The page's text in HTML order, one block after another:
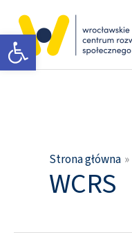
Otwórz pasek narzędzi
treści
Strona główna
WCRS